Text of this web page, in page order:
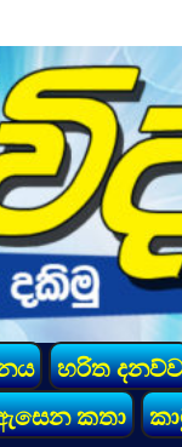
හරිත දනව්ව
කතා